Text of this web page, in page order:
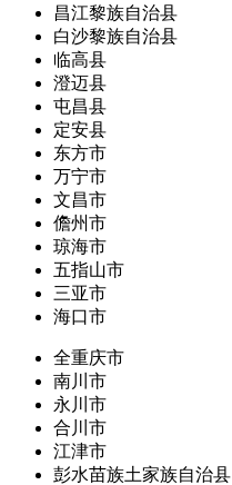
昌江黎族自治县
白沙黎族自治县
临高县
澄迈县
屯昌县
定安县
东方市
万宁市
文昌市
儋州市
琼海市
五指山市
三亚市
海口市
全重庆市
南川市
永川市
合川市
江津市
彭水苗族土家族自治县